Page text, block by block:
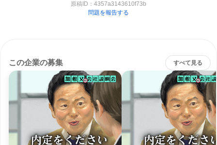
原稿ID： 4357a3143610f73b
問題を報告する
この企業の募集 すべて見る